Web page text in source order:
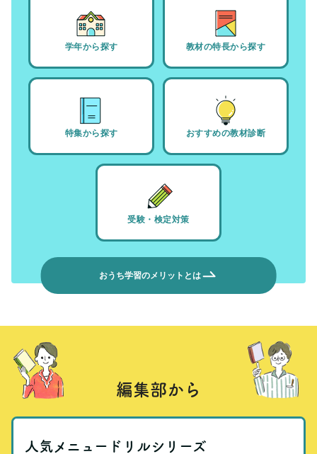
学年から探す 教材の特長から探す
特集から探す おすすめの教材診断
受験・検定対策
おうち学習のメリットとは
編集部から
人気メニュードリルシリーズ